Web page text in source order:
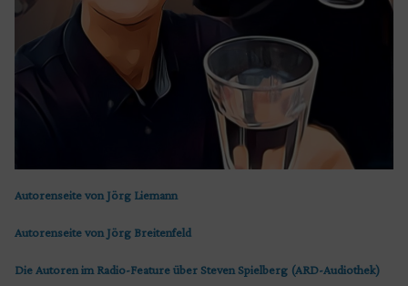
Autorenseite von Jörg Liemann
Autorenseite von Jörg Breitenfeld
Die Autoren im Radio-Feature über Steven Spielberg (ARD-Audiothek)